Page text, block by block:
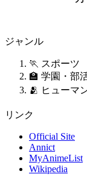
ジャンル
🏃 スポーツ
🏫 学園・部
🫂 ヒューマ
リンク
Official Site
Annict
MyAnimeList
Wikipedia